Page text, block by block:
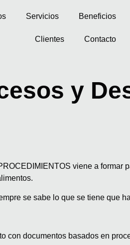
Servicios Beneficios
Clientes Contacto
y
viene a formar
se sabe lo que se tiene que
documentos basados en